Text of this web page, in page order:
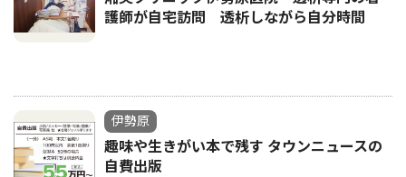
護師が自宅訪問 透析しながら自分時間
伊勢原
趣味や生きがい本で残す タウンニュースの
自費出版